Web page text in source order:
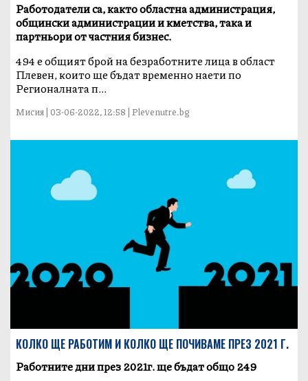
Работодатели са, както областна администрация,
общински администрации и кметства, така и
партньори от частния бизнес.
494 е общият брой на безработните лица в област
Плевен, които ще бъдат временно наети по
Регионалната п...
Мисия | 03-06-2022, 12:58 | Plevenutre.bg
КОЛКО ЩЕ РАБОТИМ И КОЛКО ЩЕ ПОЧИВАМЕ ПРЕЗ 2021 Г.
Работните дни през 2021г. ще бъдат общо 249